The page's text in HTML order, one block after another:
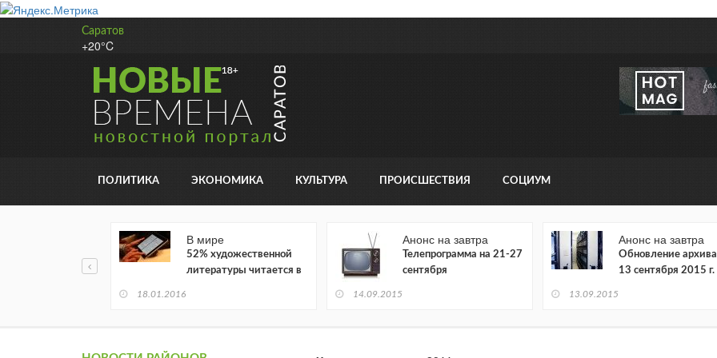
Саратов
+20°C
ПОЛИТИКА ЭКОНОМИКА КУЛЬТУРА ПРОИСШЕСТВИЯ СОЦИУМ
В мире
52% художественной
литературы читается в
18.01.2016
Анонс на завтра
Телепрограмма на 21-27
сентября
14.09.2015
Анонс на завтра
Обновление архива
13 сентября 2015 г.
13.09.2015